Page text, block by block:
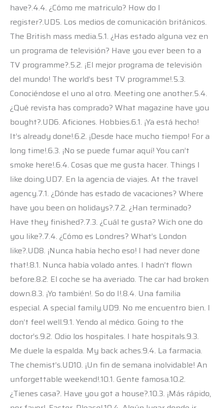
have?.4.4. ¿Cómo me matriculo? How do I
register?.UD5. Los medios de comunicación británicos.
The British mass media.5.1. ¿Has estado alguna vez en
un programa de televisión? Have you ever been to a
TV programme?.5.2. ¡El mejor programa de televisión
del mundo! The world’s best TV programme!.5.3.
Conociéndose el uno al otro. Meeting one another.5.4.
¿Qué revista has comprado? What magazine have you
bought?.UD6. Aficiones. Hobbies.6.1. ¡Ya está hecho!
It’s already done!.6.2. ¡Desde hace mucho tiempo! For a
long time!.6.3. ¡No se puede fumar aquí! You can’t
smoke here!.6.4. Cosas que me gusta hacer. Things I
like doing.UD7. En la agencia de viajes. At the travel
agency.7.1. ¿Dónde has estado de vacaciones? Where
have you been on holidays?.7.2. ¿Han terminado?
Have they finished?.7.3. ¿Cuál te gusta? Wich one do
you like?.7.4. ¿Cómo es Londres? What’s London
like?.UD8. ¡Nunca había hecho eso! I had never done
that!.8.1. Nunca había volado antes. I hadn’t flown
before.8.2. El coche se ha averiado. The car had broken
down.8.3. ¡Yo también!. So do I!.8.4. Una familia
especial. A special family.UD9. No me encuentro bien. I
don’t feel well.9.1. Yendo al médico. Going to the
doctor’s.9.2. Odio los hospitales. I hate hospitals.9.3.
Me duele la espalda. My back aches.9.4. La farmacia.
The chemist’s.UD10. ¡Un fin de semana inolvidable! An
unforgettable weekend!.10.1. Gente famosa.10.2.
¿Tienes casa?. Have you got a house?.10.3. ¡Más rápido,